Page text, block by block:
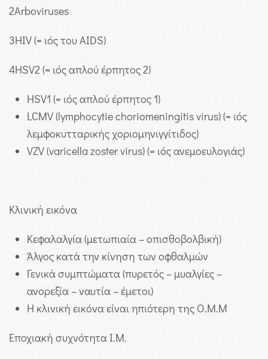
2Arboviruses
3HIV (= ιός του AIDS)
4HSV2 (= ιός απλού έρπητος 2)
HSV1 (= ιός απλού έρπητος 1)
LCMV (lymphocytie choriomeningitis virus) (= ιός
λεμφοκυτταρικής χοριομηνιγγίτιδος)
VZV (varicella zoster virus) (= ιός ανεμοευλογιάς)
Κλινική εικόνα
Κεφαλαλγία (μετωπιαία – οπισθοβολβική)
Άλγος κατά την κίνηση των οφθαλμών
Γενικά συμπτώματα (πυρετός – μυαλγίες –
ανορεξία – ναυτία – έμετοι)
Η κλινική εικόνα είναι ηπιότερη της Ο.Μ.Μ
Εποχιακή συχνότητα Ι.Μ.